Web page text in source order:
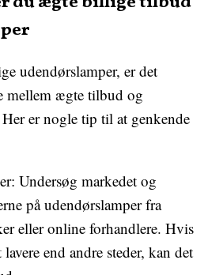
udendørslamper, er det
mellem ægte tilbud og
er nogle tip til at genkende
Undersøg markedet og
på udendørslamper fra
eller online forhandlere. Hvis
end andre steder, kan det